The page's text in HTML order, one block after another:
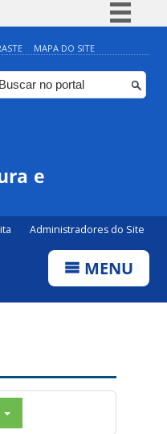
Simplifique!
Comunica BR
Participe
MAPA DO SITE
e
Administradores do Site
MENU